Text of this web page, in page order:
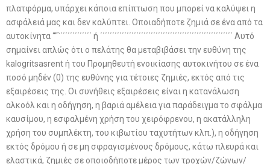
πλατφόρμα, υπάρχει κάποια επίπτωση που μπορεί να καλύψει η
ασφάλειά μας και δεν καλύπτει. Οποιαδήποτε ζημιά σε ένα από τα
αυτοκίνητα ““`΄΄΄΄΄΄΄΄΄΄΄΄΄ ή ΄΄΄΄΄΄΄΄΄΄΄΄΄΄΄΄΄΄΄΄΄΄΄΄΄΄΄΄΄΄΄΄΄΄΄΄΄΄΄΄΄΄΄΄΄΄΄΄΄΄΄΄΄΄΄ Αυτό
σημαίνει απλώς ότι ο πελάτης θα μεταβιβάσει την ευθύνη της
kalogritsasrent ή του Προμηθευτή ενοικίασης αυτοκινήτου σε ένα
ποσό μηδέν (0) της ευθύνης για τέτοιες ζημιές, εκτός από τις
εξαιρέσεις της. Οι συνήθεις εξαιρέσεις είναι η κατανάλωση
αλκοόλ και η οδήγηση, η βαριά αμέλεια για παράδειγμα το σφάλμα
καυσίμου, η εσφαλμένη χρήση του χειρόφρενου, η ακατάλληλη
χρήση του συμπλέκτη, του κιβωτίου ταχυτήτων κλπ.), η οδήγηση
εκτός δρόμου ή σε μη σφραγισμένους δρόμους, κάτω πλευρά και
ελαστικά, ζημιές σε οποιοδήποτε μέρος των τροχών/ζώνων/